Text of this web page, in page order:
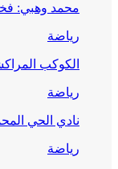
محمد وهبي:
رياضة
الكوكب
رياضة
نادي الحي
رياضة